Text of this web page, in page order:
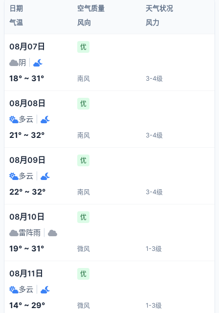
日期 空气质量
天气状况
气温
风向 风力
08月07日 优
阴
18° ~ 31° 南风 3-4级
08月08日 优
多云
21° ~ 32° 南风 3-4级
08月09日 优
多云
22° ~ 32° 南风 3-4级
08月10日 优
雷阵雨
19° ~ 31° 微风 1-3级
08月11日 优
多云
14° ~ 29° 微风 1-3级